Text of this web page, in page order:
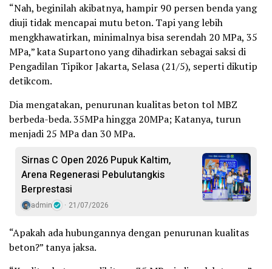
“Nah, beginilah akibatnya, hampir 90 persen benda yang
diuji tidak mencapai mutu beton. Tapi yang lebih
mengkhawatirkan, minimalnya bisa serendah 20 MPa, 35
MPa,” kata Supartono yang dihadirkan sebagai saksi di
Pengadilan Tipikor Jakarta, Selasa (21/5), seperti dikutip
detikcom.
Dia mengatakan, penurunan kualitas beton tol MBZ
berbeda-beda. 35MPa hingga 20MPa; Katanya, turun
menjadi 25 MPa dan 30 MPa.
Sirnas C Open 2026 Pupuk Kaltim,
Arena Regenerasi Pebulutangkis
Berprestasi
admin 21/07/2026
“Apakah ada hubungannya dengan penurunan kualitas
beton?” tanya jaksa.